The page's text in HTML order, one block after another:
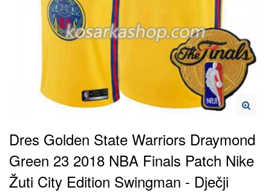
Dres Golden State Warriors Draymond
Green 23 2018 NBA Finals Patch Nike
Žuti City Edition Swingman - Dječji